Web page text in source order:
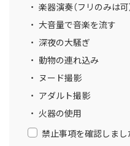
楽器演奏（フリのみは可
大音量で音楽を流す
深夜の大騒ぎ
動物の連れ込み
ヌード撮影
アダルト撮影
火器の使用
禁止事項を確認しまし